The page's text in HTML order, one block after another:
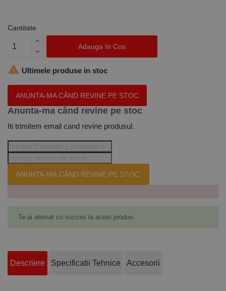
Cantitate
Adauga In Cos
 Ultimele produse in stoc
ANUNTA-MA CÂND REVINE PE STOC
Anunta-ma când revine pe stoc
Iti trimitem email cand revine produsul.
ANUNTA-MA CÂND REVINE PE STOC.
Te-ai abonat cu succes la acest produs.
Descriere Specificatii Tehnice Accesorii